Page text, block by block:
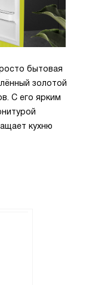
бытовая
золотой
С его ярким
кухню